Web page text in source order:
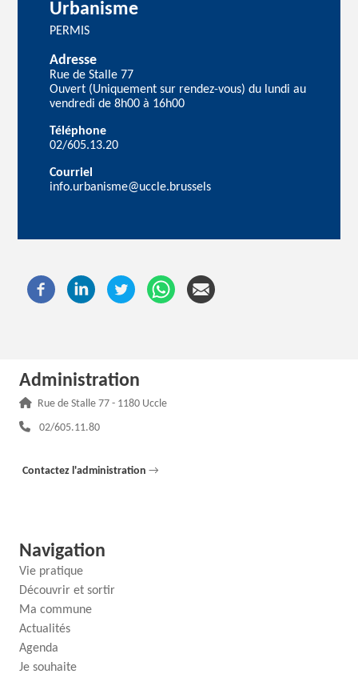
Urbanisme
PERMIS
Adresse
Rue de Stalle 77
Ouvert (Uniquement sur rendez-vous) du lundi au
vendredi de 8h00 à 16h00
Téléphone
02/605.13.20
Courriel
info.urbanisme@uccle.brussels
Administration
Adresse :
Rue de Stalle 77 - 1180 Uccle
Téléphone :
02/605.11.80
Contactez l'administration →
Navigation
Vie pratique
Découvrir et sortir
Ma commune
Actualités
Agenda
Je souhaite